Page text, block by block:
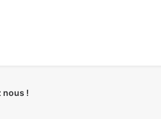
nous !